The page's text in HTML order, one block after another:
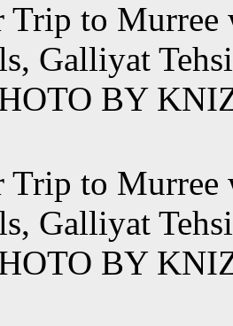
Trip to Murree
Galliyat
BY
Trip to Murree
Galliyat
BY